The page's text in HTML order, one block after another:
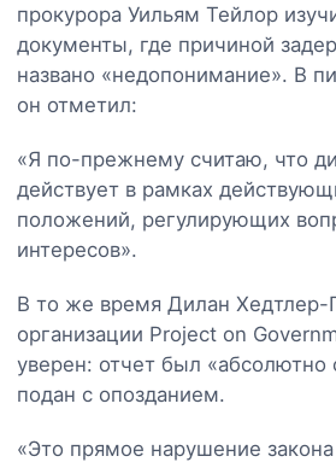
прокурора Уильям Тейлор
документы, где причиной
названо «недопонимание». В
он отметил:
«Я по-прежнему считаю, что
действует в рамках
положений, регулирующих
интересов».
В то же время Дилан Хедтлер-
организации Project on
уверен: отчет был «абсолютно
подан с опозданием.
«Это прямое нарушение